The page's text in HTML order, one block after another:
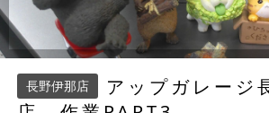
長野伊那店
アップガレージ